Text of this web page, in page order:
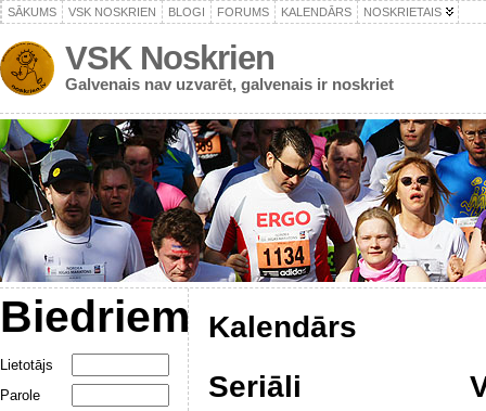
SĀKUMS VSK NOSKRIEN BLOGI FORUMS KALENDĀRS NOSKRIETAIS
VSK Noskrien
Galvenais nav uzvarēt, galvenais ir noskriet
Biedriem
Lietotājs
Parole
Kalendārs
Seriāli